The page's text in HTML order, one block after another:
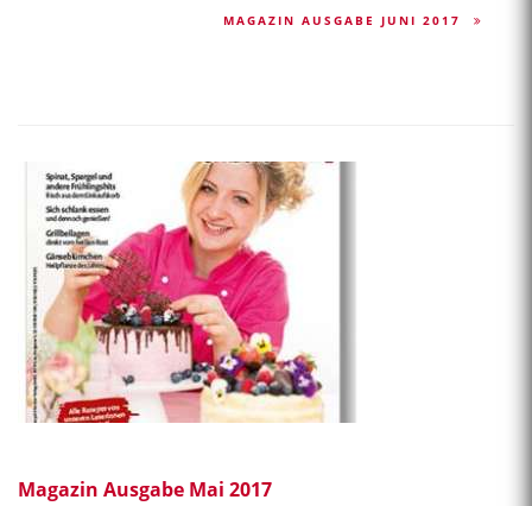
MAGAZIN AUSGABE JUNI 2017
Magazin Ausgabe Mai 2017